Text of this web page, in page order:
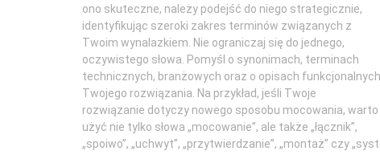
ono skuteczne, należy podejść do niego strategicznie,
identyfikując szeroki zakres terminów związanych z
Twoim wynalazkiem. Nie ograniczaj się do jednego,
oczywistego słowa. Pomyśl o synonimach, terminach
technicznych, branżowych oraz o opisach funkcjonalnych
Twojego rozwiązania. Na przykład, jeśli Twoje
rozwiązanie dotyczy nowego sposobu mocowania, warto
użyć nie tylko słowa „mocowanie”, ale także „łącznik”,
„spoiwo”, „uchwyt”, „przytwierdzanie”, „montaż” czy